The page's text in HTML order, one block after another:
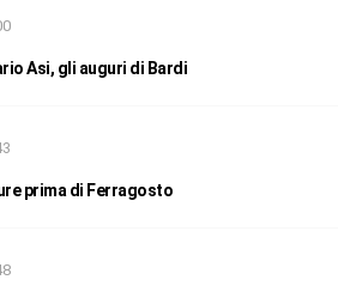
Asi, gli auguri di Bardi
prima di Ferragosto